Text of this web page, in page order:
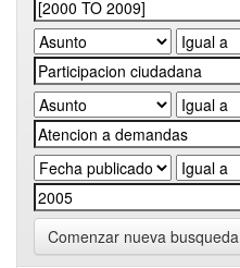
Comenzar nueva busqueda